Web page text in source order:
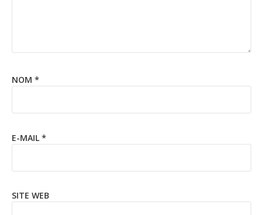
NOM *
E-MAIL *
SITE WEB